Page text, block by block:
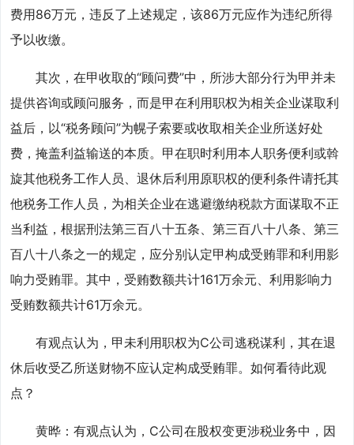
费用86万元，违反了上述规定，该86万元应作为违纪所得
予以收缴。
其次，在甲收取的“顾问费”中，所涉大部分行为甲并未
提供咨询或顾问服务，而是甲在利用职权为相关企业谋取利
益后，以“税务顾问”为幌子索要或收取相关企业所送好处
费，掩盖利益输送的本质。甲在职时利用本人职务便利或斡
旋其他税务工作人员、退休后利用原职权的便利条件请托其
他税务工作人员，为相关企业在逃避缴纳税款方面谋取不正
当利益，根据刑法第三百八十五条、第三百八十八条、第三
百八十八条之一的规定，应分别认定甲构成受贿罪和利用影
响力受贿罪。其中，受贿数额共计161万余元、利用影响力
受贿数额共计61万余元。
有观点认为，甲未利用职权为C公司逃税谋利，其在退
休后收受乙所送财物不应认定构成受贿罪。如何看待此观
点？
黄晔：有观点认为，C公司在股权变更涉税业务中，因